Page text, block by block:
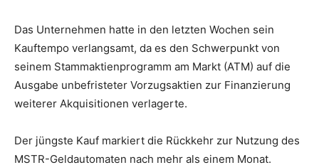
Das Unternehmen hatte in den letzten Wochen sein
Kauftempo verlangsamt, da es den Schwerpunkt von
seinem Stammaktienprogramm am Markt (ATM) auf die
Ausgabe unbefristeter Vorzugsaktien zur Finanzierung
weiterer Akquisitionen verlagerte.
Der jüngste Kauf markiert die Rückkehr zur Nutzung des
MSTR-Geldautomaten nach mehr als einem Monat.